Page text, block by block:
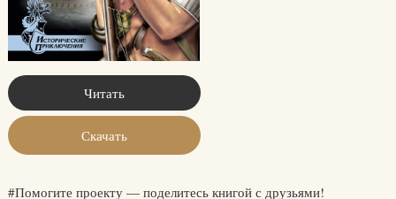
Читать
Скачать
#Помогите проекту — поделитесь книгой с друзьями!